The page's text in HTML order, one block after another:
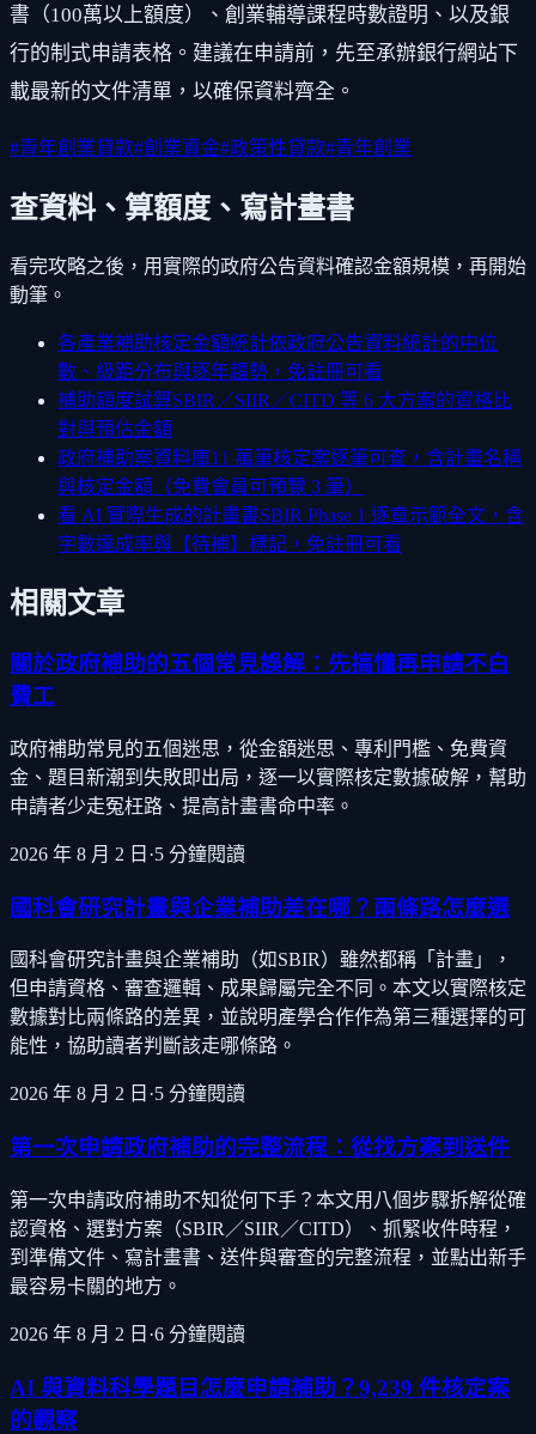
書（100萬以上額度）、創業輔導課程時數證明、以及銀
行的制式申請表格。建議在申請前，先至承辦銀行網站下
載最新的文件清單，以確保資料齊全。
#青年創業貸款#創業資金#政策性貸款#青年創業
查資料、算額度、寫計畫書
看完攻略之後，用實際的政府公告資料確認金額規模，再開始
動筆。
各產業補助核定金額統計依政府公告資料統計的中位
數、級距分布與逐年趨勢，免註冊可看
補助額度試算SBIR／SIIR／CITD 等 6 大方案的資格比
對與預估金額
政府補助案資料庫11 萬筆核定案逐筆可查，含計畫名稱
與核定金額（免費會員可預覽 3 筆）
看 AI 實際生成的計畫書SBIR Phase 1 逐章示範全文，含
字數達成率與【待補】標記，免註冊可看
相關文章
關於政府補助的五個常見誤解：先搞懂再申請不白
費工
政府補助常見的五個迷思，從金額迷思、專利門檻、免費資
金、題目新潮到失敗即出局，逐一以實際核定數據破解，幫助
申請者少走冤枉路、提高計畫書命中率。
2026 年 8 月 2 日 ·5 分鐘閱讀
國科會研究計畫與企業補助差在哪？兩條路怎麼選
國科會研究計畫與企業補助（如SBIR）雖然都稱「計畫」，
但申請資格、審查邏輯、成果歸屬完全不同。本文以實際核定
數據對比兩條路的差異，並說明產學合作作為第三種選擇的可
能性，協助讀者判斷該走哪條路。
2026 年 8 月 2 日 ·5 分鐘閱讀
第一次申請政府補助的完整流程：從找方案到送件
第一次申請政府補助不知從何下手？本文用八個步驟拆解從確
認資格、選對方案（SBIR／SIIR／CITD）、抓緊收件時程，
到準備文件、寫計畫書、送件與審查的完整流程，並點出新手
最容易卡關的地方。
2026 年 8 月 2 日 ·6 分鐘閱讀
AI 與資料科學題目怎麼申請補助？9,239 件核定案
的觀察